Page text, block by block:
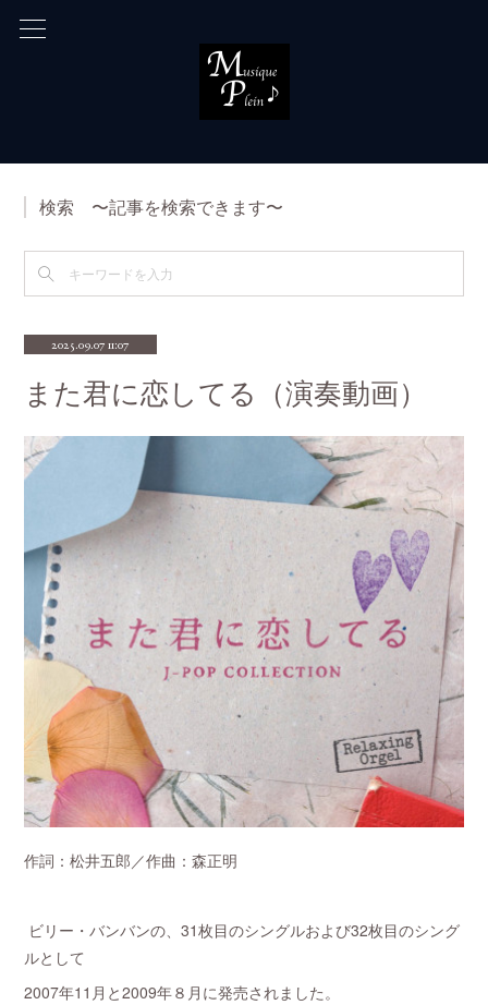
検索 〜記事を検索できます〜
2025.09.07 11:07
また君に恋してる（演奏動画）
作詞：松井五郎／作曲：森正明
ビリー・バンバンの、31枚目のシングルおよび32枚目のシング
ルとして
2007年11月と2009年８月に発売されました。